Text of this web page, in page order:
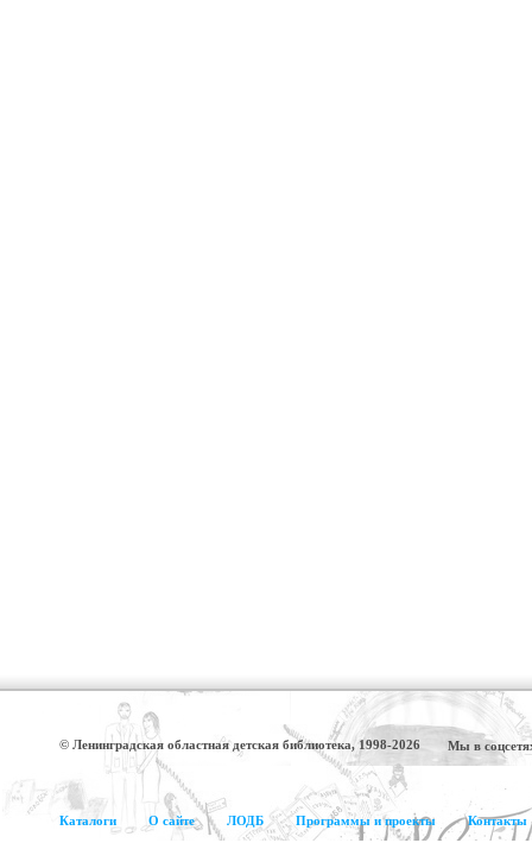
© Ленинградская областная детская библиотека, 1998-2026 Мы в
Каталоги О сайте ЛОДБ Программы и проекты Контакты